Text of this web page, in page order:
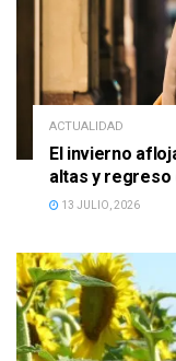
ACTUALIDAD
El invierno
altas y regreso
13 JULIO, 2026